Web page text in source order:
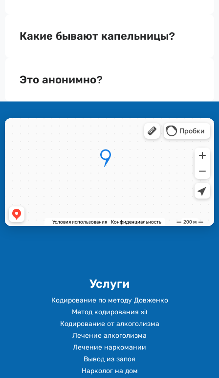
Какие бывают капельницы?
Это анонимно?
Услуги
Кодирование по методу Довженко
Метод кодирования sit
Кодирование от алкоголизма
Лечение алкоголизма
Лечение наркомании
Вывод из запоя
Нарколог на дом